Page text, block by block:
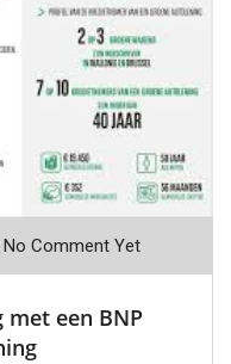
No Comment Yet
een BNP